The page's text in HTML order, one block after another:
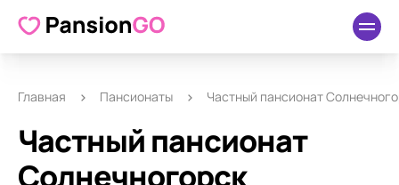
О пансионате Удобства Отзывы
Главная Пансионаты Частный пансионат
Частный пансионат
Солнечногорск